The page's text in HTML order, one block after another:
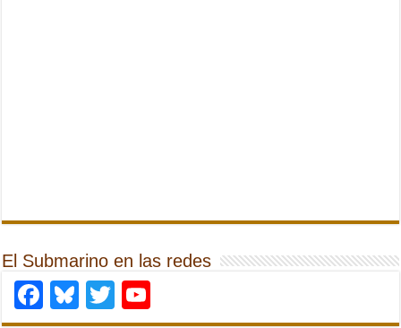
El Submarino en las redes
Facebook
Bluesky
Twitter